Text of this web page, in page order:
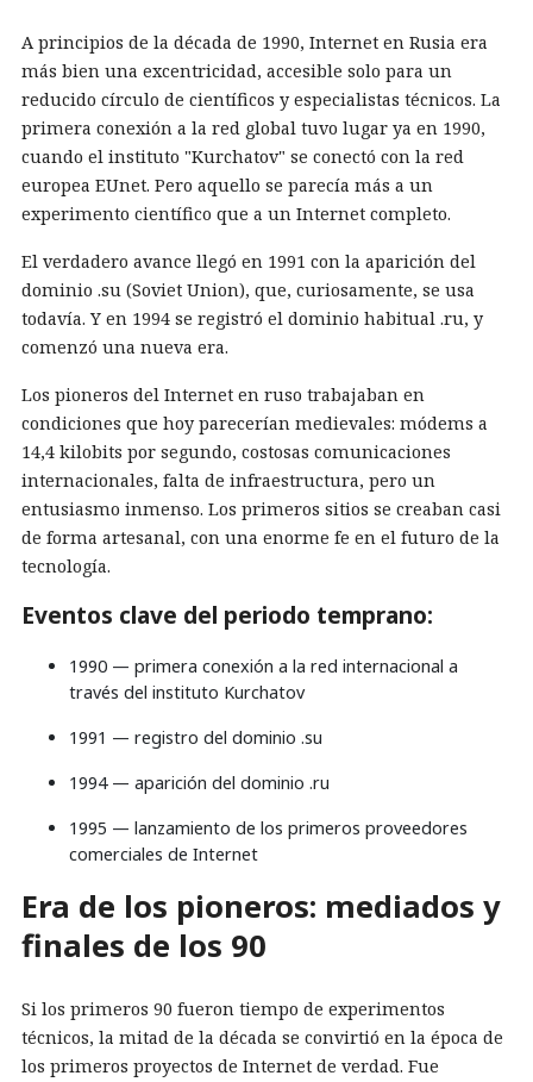
A principios de la década de 1990, Internet en Rusia era
más bien una excentricidad, accesible solo para un
reducido círculo de científicos y especialistas técnicos. La
primera conexión a la red global tuvo lugar ya en 1990,
cuando el instituto "Kurchatov" se conectó con la red
europea EUnet. Pero aquello se parecía más a un
experimento científico que a un Internet completo.
El verdadero avance llegó en 1991 con la aparición del
dominio .su (Soviet Union), que, curiosamente, se usa
todavía. Y en 1994 se registró el dominio habitual .ru, y
comenzó una nueva era.
Los pioneros del Internet en ruso trabajaban en
condiciones que hoy parecerían medievales: módems a
14,4 kilobits por segundo, costosas comunicaciones
internacionales, falta de infraestructura, pero un
entusiasmo inmenso. Los primeros sitios se creaban casi
de forma artesanal, con una enorme fe en el futuro de la
tecnología.
Eventos clave del periodo temprano:
1990 — primera conexión a la red internacional a
través del instituto Kurchatov
1991 — registro del dominio .su
1994 — aparición del dominio .ru
1995 — lanzamiento de los primeros proveedores
comerciales de Internet
Era de los pioneros: mediados y
finales de los 90
Si los primeros 90 fueron tiempo de experimentos
técnicos, la mitad de la década se convirtió en la época de
los primeros proyectos de Internet de verdad. Fue